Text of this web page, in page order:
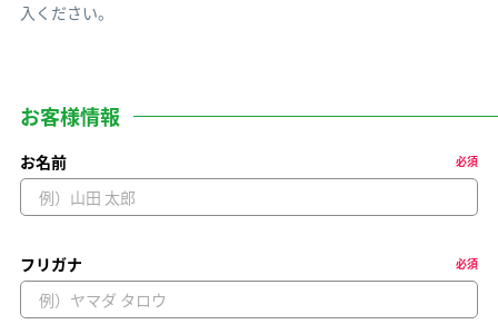
入ください。
お客様情報
お名前 必須
フリガナ 必須